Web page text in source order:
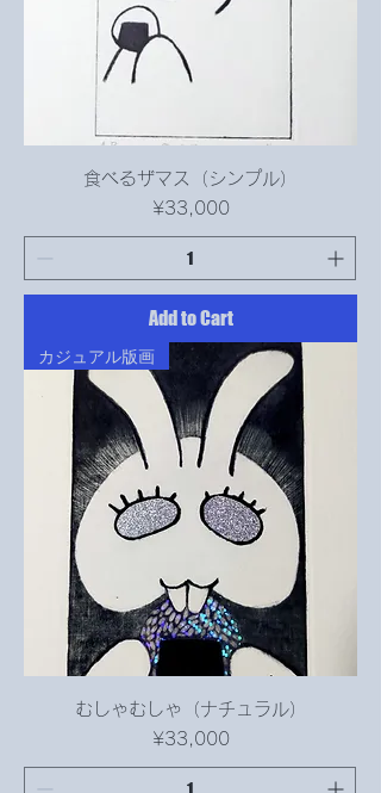
食べるザマス（シンプル）
Price
¥33,000
Add to Cart
カジュアル版画
むしゃむしゃ（ナチュラル）
Price
¥33,000